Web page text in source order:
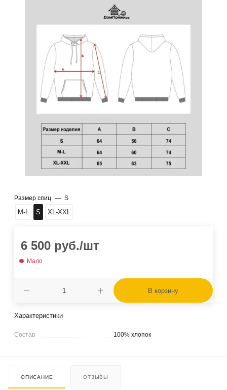
Размер спиц — S
M-L S XL-XXL
6 500 руб./шт
Мало
В корзину
Характеристики
Состав 100% хлопок
ОПИСАНИЕ ОТЗЫВЫ